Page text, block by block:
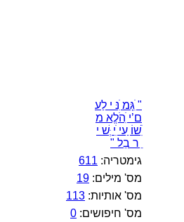
" ִׁגָּמ ִׁנּ י לַע
ם’י ִׁהֹלֱא מ
ִׁשׁוֹ ַעי ִׁי ְּשׁ י
ֵ ר בֵל "
גימטריה: 611
מס' מילים: 19
מס' אותיות: 113
מס' חיפושים: 0